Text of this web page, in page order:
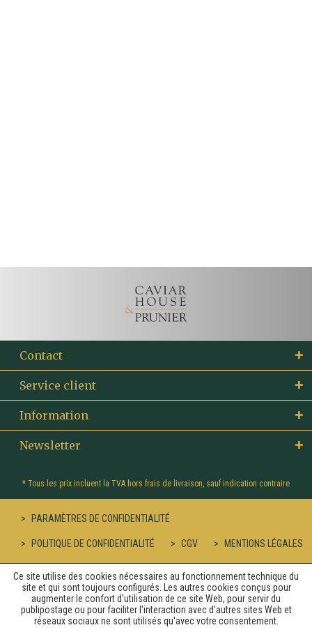
Contact
Service client
Information
Newsletter
* Tous les prix incluent la TVA hors frais de livraison, sauf indication contraire
PARAMÈTRES DE CONFIDENTIALITÉ
POLITIQUE DE CONFIDENTIALITÉ CGV MENTIONS LÉGALES
Ce site utilise des cookies nécessaires au fonctionnement technique du
site et qui sont toujours configurés. Les autres cookies conçus pour
augmenter le confort d'utilisation de ce site Web, pour servir du
publipostage ou pour faciliter l'interaction avec d'autres sites Web et
réseaux sociaux ne sont utilisés qu'avec votre consentement.